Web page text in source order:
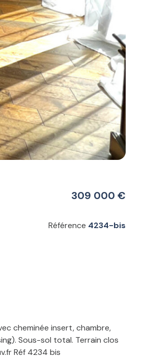
309 000 €
Référence 4234-bis
cheminée insert, chambre,
Sous-sol total. Terrain clos
Réf 4234 bis